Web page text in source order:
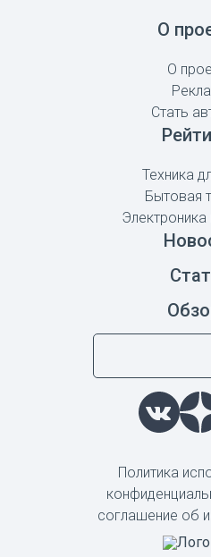
О
О
Стать
Техника
Бытовая
Политика
соглашение об